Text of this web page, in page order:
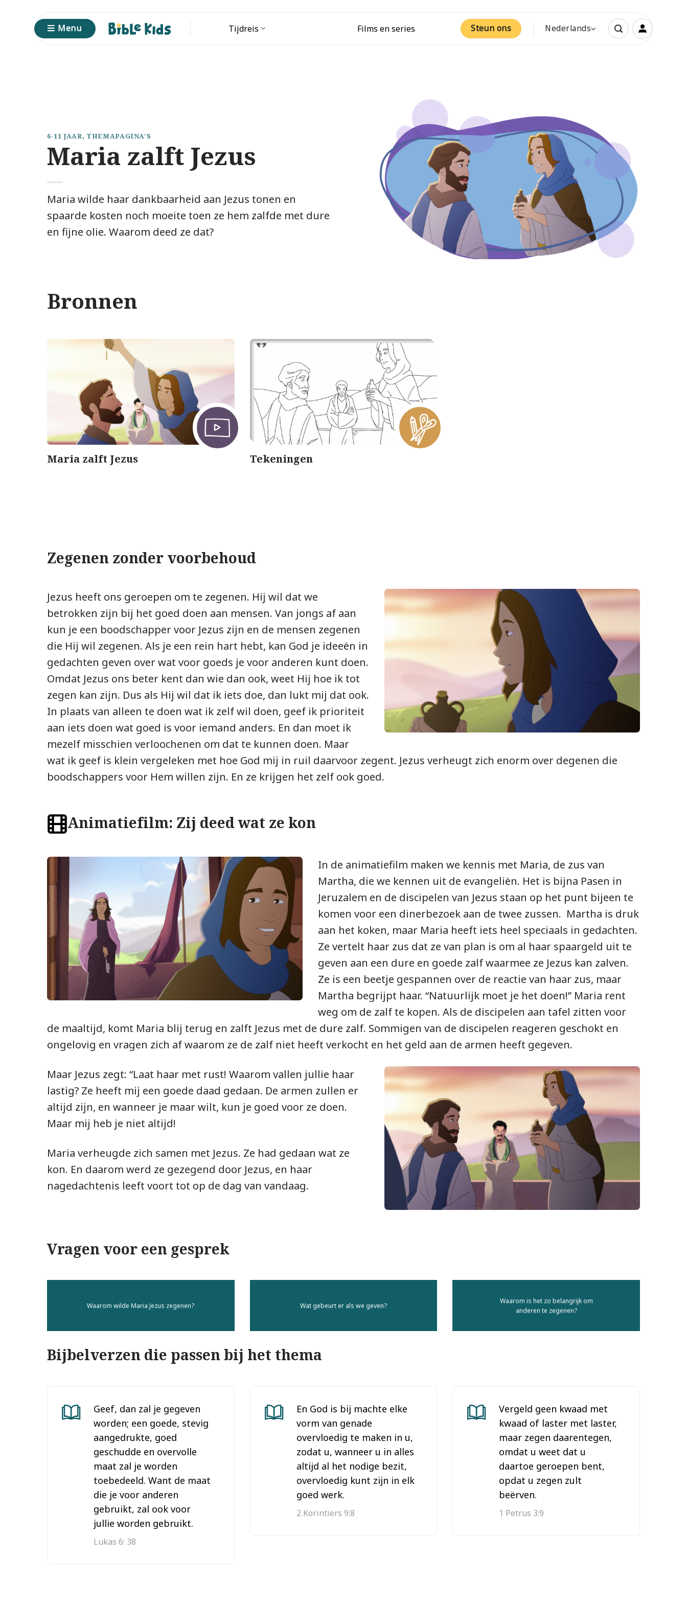
Menu Tijdreis Films en series Steun ons Nederlands
6-11 JAAR, THEMAPAGINA'S
Maria zalft Jezus
Maria wilde haar dankbaarheid aan Jezus tonen en
spaarde kosten noch moeite toen ze hem zalfde met dure
en fijne olie. Waarom deed ze dat?
Bronnen
Maria zalft Jezus Tekeningen
Zegenen zonder voorbehoud
Jezus heeft ons geroepen om te zegenen. Hij wil dat we
betrokken zijn bij het goed doen aan mensen. Van jongs af aan
kun je een boodschapper voor Jezus zijn en de mensen zegenen
die Hij wil zegenen. Als je een rein hart hebt, kan God je ideeën in
gedachten geven over wat voor goeds je voor anderen kunt doen.
Omdat Jezus ons beter kent dan wie dan ook, weet Hij hoe ik tot
zegen kan zijn. Dus als Hij wil dat ik iets doe, dan lukt mij dat ook.
In plaats van alleen te doen wat ik zelf wil doen, geef ik prioriteit
aan iets doen wat goed is voor iemand anders. En dan moet ik
mezelf misschien verloochenen om dat te kunnen doen. Maar
wat ik geef is klein vergeleken met hoe God mij in ruil daarvoor zegent. Jezus verheugt zich enorm over degenen die
boodschappers voor Hem willen zijn. En ze krijgen het zelf ook goed.
Animatiefilm: Zij deed wat ze kon
In de animatiefilm maken we kennis met Maria, de zus van
Martha, die we kennen uit de evangeliën. Het is bijna Pasen in
Jeruzalem en de discipelen van Jezus staan op het punt bijeen te
komen voor een dinerbezoek aan de twee zussen. Martha is druk
aan het koken, maar Maria heeft iets heel speciaals in gedachten.
Ze vertelt haar zus dat ze van plan is om al haar spaargeld uit te
geven aan een dure en goede zalf waarmee ze Jezus kan zalven.
Ze is een beetje gespannen over de reactie van haar zus, maar
Martha begrijpt haar. “Natuurlijk moet je het doen!” Maria rent
weg om de zalf te kopen. Als de discipelen aan tafel zitten voor
de maaltijd, komt Maria blij terug en zalft Jezus met de dure zalf. Sommigen van de discipelen reageren geschokt en
ongelovig en vragen zich af waarom ze de zalf niet heeft verkocht en het geld aan de armen heeft gegeven.
Maar Jezus zegt: “Laat haar met rust! Waarom vallen jullie haar
lastig? Ze heeft mij een goede daad gedaan. De armen zullen er
altijd zijn, en wanneer je maar wilt, kun je goed voor ze doen.
Maar mij heb je niet altijd!
Maria verheugde zich samen met Jezus. Ze had gedaan wat ze
kon. En daarom werd ze gezegend door Jezus, en haar
nagedachtenis leeft voort tot op de dag van vandaag.
Vragen voor een gesprek
Waarom wilde Maria Jezus zegenen? Wat gebeurt er als we geven?
Waarom is het zo belangrijk om
anderen te zegenen?
Bijbelverzen die passen bij het thema
Geef, dan zal je gegeven
worden; een goede, stevig
aangedrukte, goed
geschudde en overvolle
maat zal je worden
toebedeeld. Want de maat
die je voor anderen
gebruikt, zal ook voor
jullie worden gebruikt.
Lukas 6: 38
En God is bij machte elke
vorm van genade
overvloedig te maken in u,
zodat u, wanneer u in alles
altijd al het nodige bezit,
overvloedig kunt zijn in elk
goed werk.
2 Korintiers 9:8
Vergeld geen kwaad met
kwaad of laster met laster,
maar zegen daarentegen,
omdat u weet dat u
daartoe geroepen bent,
opdat u zegen zult
beërven.
1 Petrus 3:9